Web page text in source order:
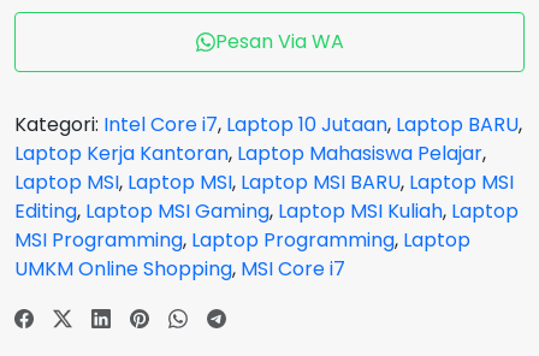
MODERN
Silver
-
Core
i7
1255U
8GB
SSD
512
Pesan Via WA
Kategori: Intel Core i7, Laptop 10 Jutaan, Laptop BARU,
Laptop Kerja Kantoran, Laptop Mahasiswa Pelajar,
Laptop MSI, Laptop MSI, Laptop MSI BARU, Laptop MSI
Editing, Laptop MSI Gaming, Laptop MSI Kuliah, Laptop
MSI Programming, Laptop Programming, Laptop
UMKM Online Shopping, MSI Core i7